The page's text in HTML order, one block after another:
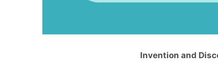
Invention and